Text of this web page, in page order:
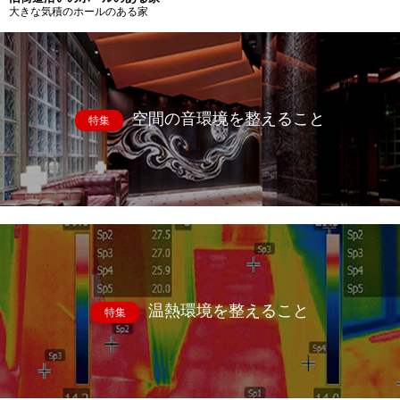
大きな気積のホールのある家
特集 空間の音環境を整えること
特集 温熱環境を整えること